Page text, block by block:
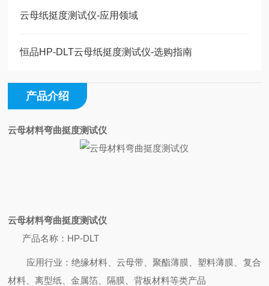
云母纸挺度测试仪-应用领域
恒品HP-DLT云母纸挺度测试仪-选购指南
产品介绍
云母材料弯曲挺度测试仪
云母材料弯曲挺度测试仪
产品名称：HP-DLT
应用行业：绝缘材料、云母带、聚酯薄膜、塑料薄膜、复合
材料、离型纸、金属箔、隔膜、背板材料等类产品